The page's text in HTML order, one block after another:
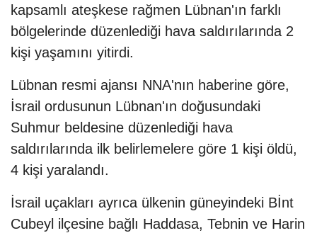
kapsamlı ateşkese rağmen Lübnan'ın farklı
bölgelerinde düzenlediği hava saldırılarında 2
kişi yaşamını yitirdi.
Lübnan resmi ajansı NNA'nın haberine göre,
İsrail ordusunun Lübnan'ın doğusundaki
Suhmur beldesine düzenlediği hava
saldırılarında ilk belirlemelere göre 1 kişi öldü,
4 kişi yaralandı.
İsrail uçakları ayrıca ülkenin güneyindeki Bİnt
Cubeyl ilçesine bağlı Haddasa, Tebnin ve Harin